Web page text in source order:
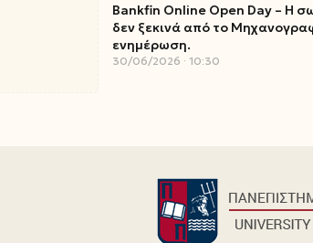
Bankfin Online Open Day – Η
δεν ξεκινά από το
ενημέρωση.
30/06/2026 10:30